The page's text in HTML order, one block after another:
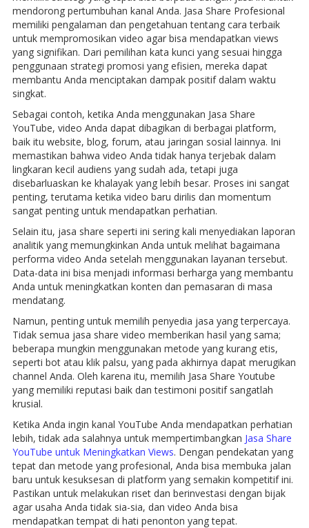
mendorong pertumbuhan kanal Anda. Jasa Share Profesional
memiliki pengalaman dan pengetahuan tentang cara terbaik
untuk mempromosikan video agar bisa mendapatkan views
yang signifikan. Dari pemilihan kata kunci yang sesuai hingga
penggunaan strategi promosi yang efisien, mereka dapat
membantu Anda menciptakan dampak positif dalam waktu
singkat.
Sebagai contoh, ketika Anda menggunakan Jasa Share
YouTube, video Anda dapat dibagikan di berbagai platform,
baik itu website, blog, forum, atau jaringan sosial lainnya. Ini
memastikan bahwa video Anda tidak hanya terjebak dalam
lingkaran kecil audiens yang sudah ada, tetapi juga
disebarluaskan ke khalayak yang lebih besar. Proses ini sangat
penting, terutama ketika video baru dirilis dan momentum
sangat penting untuk mendapatkan perhatian.
Selain itu, jasa share seperti ini sering kali menyediakan laporan
analitik yang memungkinkan Anda untuk melihat bagaimana
performa video Anda setelah menggunakan layanan tersebut.
Data-data ini bisa menjadi informasi berharga yang membantu
Anda untuk meningkatkan konten dan pemasaran di masa
mendatang.
Namun, penting untuk memilih penyedia jasa yang terpercaya.
Tidak semua jasa share video memberikan hasil yang sama;
beberapa mungkin menggunakan metode yang kurang etis,
seperti bot atau klik palsu, yang pada akhirnya dapat merugikan
channel Anda. Oleh karena itu, memilih Jasa Share Youtube
yang memiliki reputasi baik dan testimoni positif sangatlah
krusial.
Ketika Anda ingin kanal YouTube Anda mendapatkan perhatian
lebih, tidak ada salahnya untuk mempertimbangkan Jasa Share
YouTube untuk Meningkatkan Views. Dengan pendekatan yang
tepat dan metode yang profesional, Anda bisa membuka jalan
baru untuk kesuksesan di platform yang semakin kompetitif ini.
Pastikan untuk melakukan riset dan berinvestasi dengan bijak
agar usaha Anda tidak sia-sia, dan video Anda bisa
mendapatkan tempat di hati penonton yang tepat.